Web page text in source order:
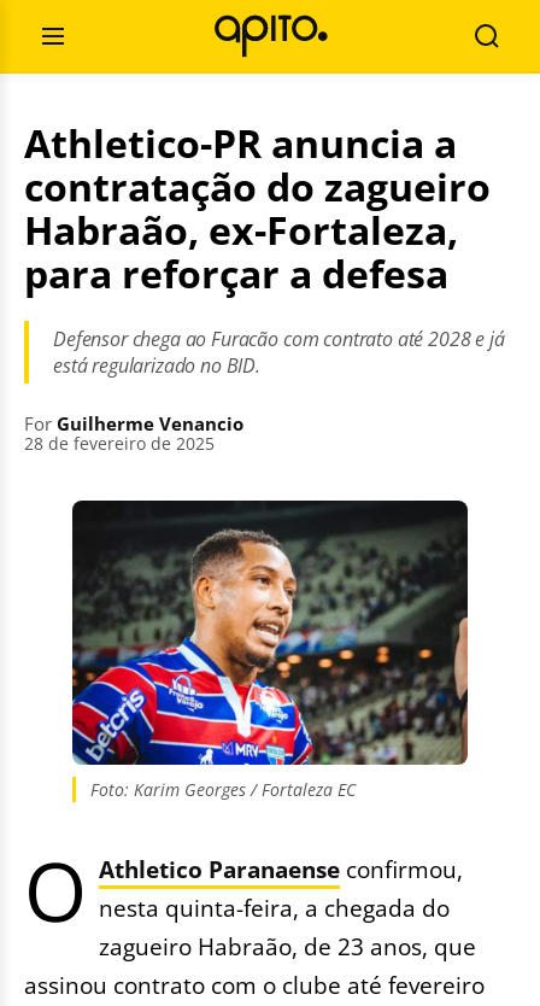
contentOpen
Menu
for:
Athletico-PR anuncia a
contratação do zagueiro
Habraão, ex-Fortaleza,
para reforçar a defesa
Defensor chega ao Furacão com contrato até 2028 e já
está regularizado no BID.
For Guilherme Venancio
28 de fevereiro de 2025
Foto: Karim Georges / Fortaleza EC
O Athletico Paranaense confirmou,
nesta quinta-feira, a chegada do
zagueiro Habraão, de 23 anos, que
assinou contrato com o clube até fevereiro